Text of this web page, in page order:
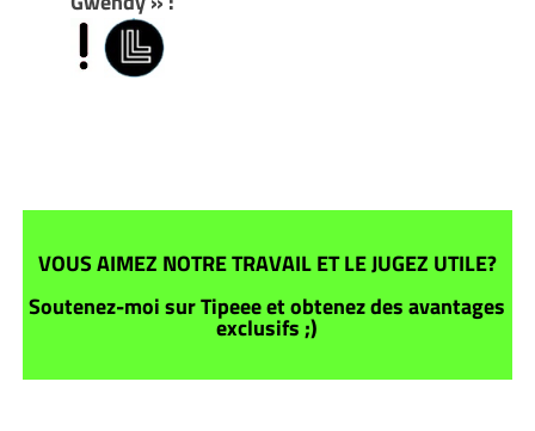
VOUS AIMEZ NOTRE TRAVAIL ET LE JUGEZ UTILE?
Soutenez-moi sur Tipeee et obtenez des avantages
exclusifs ;)